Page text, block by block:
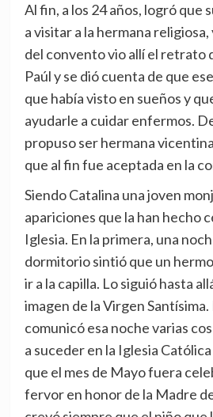
Al fin, a los 24 años, logró que
a visitar a la hermana religiosa,
del convento vio allí el retrato
Paúl y se dió cuenta de que
que había visto en sueños y
ayudarle a cuidar enfermos.
propuso ser hermana
que al fin fue aceptada en la
Siendo Catalina una joven
apariciones que la han hecho
Iglesia. En la primera, una
dormitorio sintió que un
ir a la capilla. Lo siguió hasta
imagen de la Virgen
comunicó esa noche varias
a suceder en la Iglesia
que el mes de Mayo fuera
fervor en honor de la Madre